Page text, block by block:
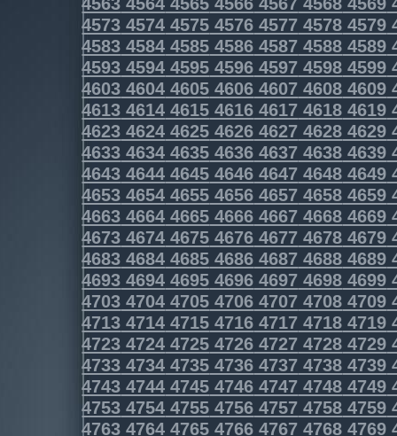
4573 4574 4575 4576 4577 4578 4579
4583 4584 4585 4586 4587 4588 4589
4593 4594 4595 4596 4597 4598 4599
4603 4604 4605 4606 4607 4608 4609
4613 4614 4615 4616 4617 4618 4619
4623 4624 4625 4626 4627 4628 4629
4633 4634 4635 4636 4637 4638 4639
4643 4644 4645 4646 4647 4648 4649
4653 4654 4655 4656 4657 4658 4659
4663 4664 4665 4666 4667 4668 4669
4673 4674 4675 4676 4677 4678 4679
4683 4684 4685 4686 4687 4688 4689
4693 4694 4695 4696 4697 4698 4699
4703 4704 4705 4706 4707 4708 4709
4713 4714 4715 4716 4717 4718 4719
4723 4724 4725 4726 4727 4728 4729
4733 4734 4735 4736 4737 4738 4739
4743 4744 4745 4746 4747 4748 4749
4753 4754 4755 4756 4757 4758 4759
4763 4764 4765 4766 4767 4768 4769